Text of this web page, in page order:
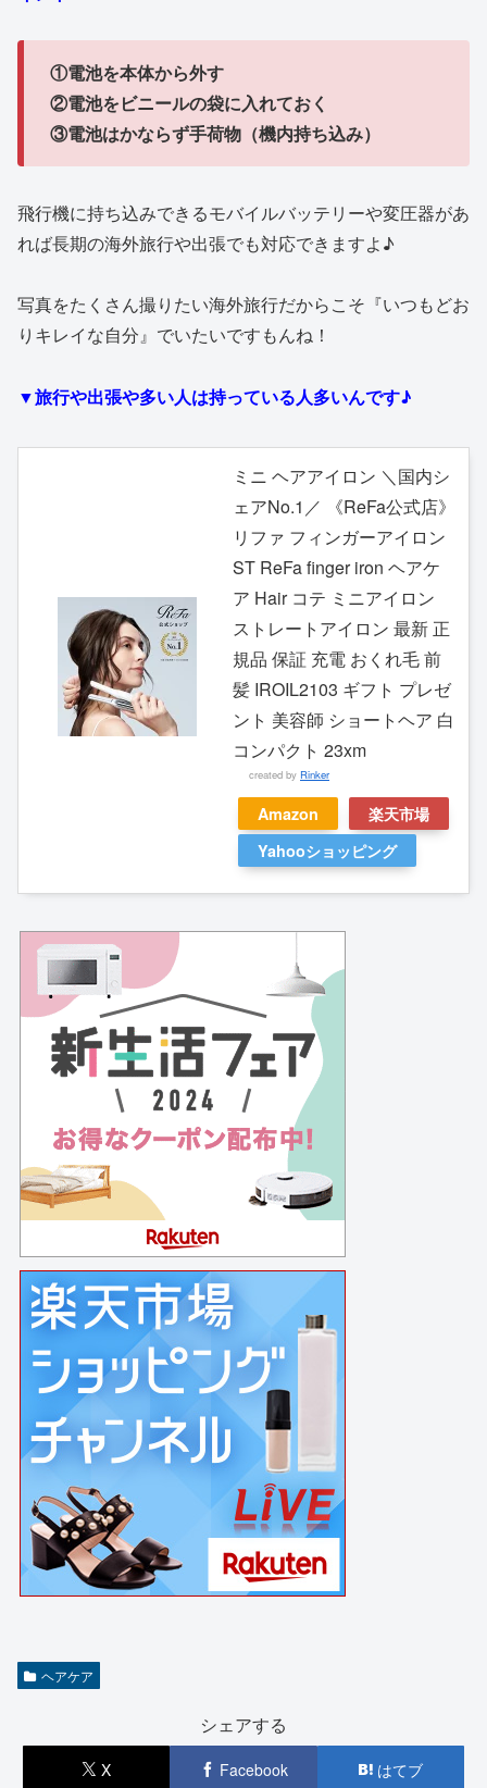
①電池を本体から外す
②電池をビニールの袋に入れておく
③電池はかならず手荷物（機内持ち込み）
飛行機に持ち込みできるモバイルバッテリーや変圧器があ
れば長期の海外旅行や出張でも対応できますよ♪
写真をたくさん撮りたい海外旅行だからこそ『いつもどお
りキレイな自分』でいたいですもんね！
▼旅行や出張や多い人は持っている人多いんです♪
ミニ ヘアアイロン ＼国内シ
ェアNo.1／ 《ReFa公式店》
リファ フィンガーアイロン
ST ReFa finger iron ヘアケ
ア Hair コテ ミニアイロン
ストレートアイロン 最新 正
規品 保証 充電 おくれ毛 前
髪 IROIL2103 ギフト プレゼ
ント 美容師 ショートヘア 白
コンパクト 23xm
created by Rinker
Amazon
楽天市場
Yahooショッピング
ヘアケア
シェアする
X Facebook はてブ